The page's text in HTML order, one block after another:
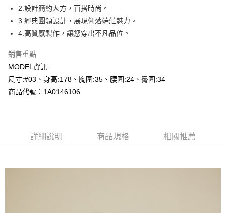
悠遊付
Google Pay
全盈+PAY
AFTEE先享後付
相關說明
【關於「AFTEE先享後付」】
３．安心：先確認商品／服務後，再付款。
每筆NT$60，滿NT$2,000(含以上)免運費
每筆NT$60，滿NT$2,000(含以上)免運費
2.設計簡約大方，百搭時尚。
3.經典圓領設計，展現俐落端莊魅力。
4.高質感製作，讓您穿出不凡品位。
銷售重點
MODEL資訊:
尺寸:#03、身高:178、胸圍:35、腰圍:24、臀圍:34
商品代號：1A0146106
詳細說明 商品規格 相關推薦